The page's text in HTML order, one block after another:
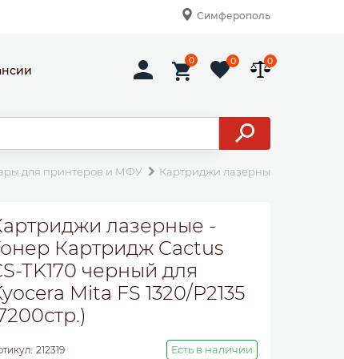
Симферополь
0 0 0
для принтеров и МФУ Картриджи лазерные
лазерные -
Картридж Cactus
TK170 черный для
Mita FS 1320/P2135
212319 Есть в наличии